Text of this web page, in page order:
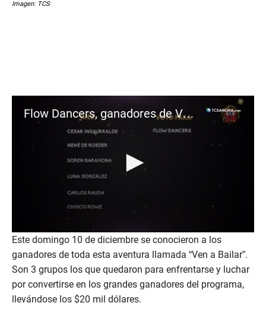
Imagen: TCS
Flow Dancers, ganadores de VAB
0
s
e
c
o
n
d
s
Este domingo 10 de diciembre se conocieron a los
ganadores de toda esta aventura llamada “Ven a Bailar”.
Son 3 grupos los que quedaron para enfrentarse y luchar
por convertirse en los grandes ganadores del programa,
llevándose los $20 mil dólares.